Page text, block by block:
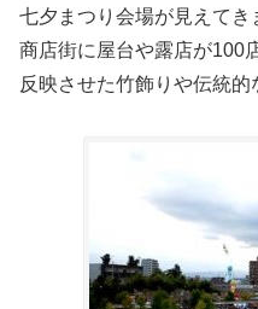
七夕まつり会場が見えて
商店街に屋台や露店が100
反映させた竹飾りや伝統的